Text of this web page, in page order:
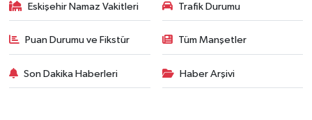
Eskişehir Namaz Vakitleri Trafik Durumu
Puan Durumu ve Fikstür Tüm Manşetler
Son Dakika Haberleri Haber Arşivi